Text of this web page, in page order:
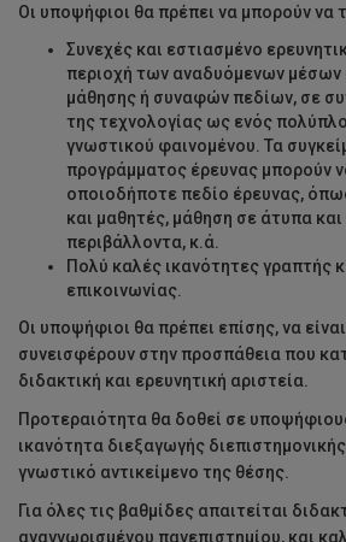
Οι υποψήφιοι θα πρέπει να μπορούν να
Συνεχές και εστιασμένο
περιοχή των αναδυόμενων μέσων
μάθησης ή συναφών πεδίων, σε
της τεχνολογίας ως ενός
γνωστικού φαινομένου. Τα
προγράμματος έρευνας μπορούν
οποιοδήποτε πεδίο έρευνας,
και μαθητές, μάθηση σε άτυπα και
περιβάλλοντα, κ.ά.
Πολύ καλές ικανότητες γραπτής
επικοινωνίας.
Οι υποψήφιοι θα πρέπει επίσης, να
συνεισφέρουν στην προσπάθεια που
διδακτική και ερευνητική αριστεία.
Προτεραιότητα θα δοθεί σε
ικανότητα διεξαγωγής
γνωστικό αντικείμενο της θέσης.
Για όλες τις βαθμίδες απαιτείται
αναγνωρισμένου πανεπιστημίου, και